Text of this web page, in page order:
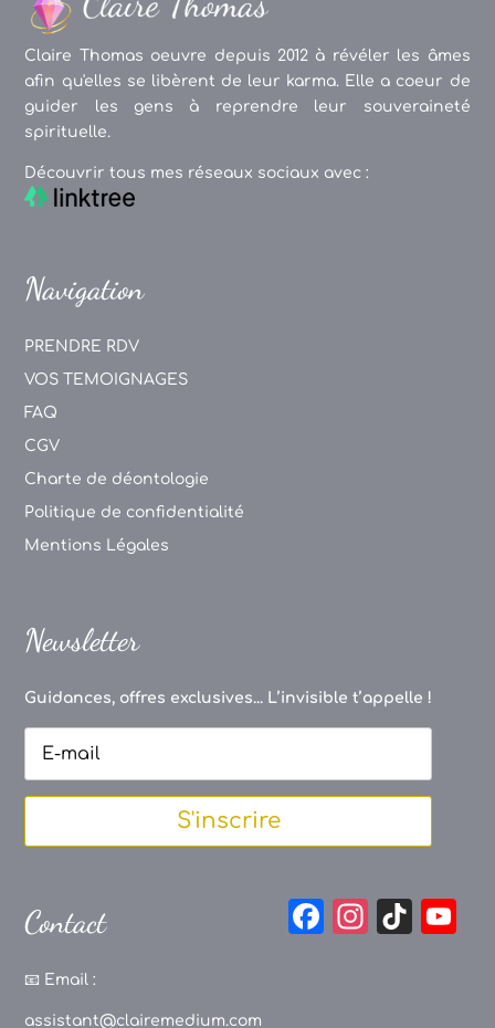
Claire Thomas oeuvre depuis 2012 à révéler les âmes
afin qu'elles se libèrent de leur karma. Elle a coeur de
guider les gens à reprendre leur souveraineté
spirituelle.
Découvrir tous mes réseaux sociaux avec :
Navigation
PRENDRE RDV
VOS TEMOIGNAGES
FAQ
CGV
Charte de déontologie
Politique de confidentialité
Mentions Légales
Newsletter
Guidances, offres exclusives... L’invisible t’appelle !
S'inscrire
Contact
📧 Email :
assistant@clairemedium.com
F
In
Ti